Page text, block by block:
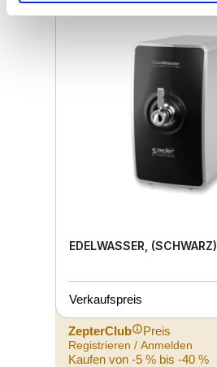
EDELWASSER, (SCHWARZ)
Verkaufspreis
ZepterClub Preis
Registrieren / Anmelden
Kaufen von -5 % bis -40 %